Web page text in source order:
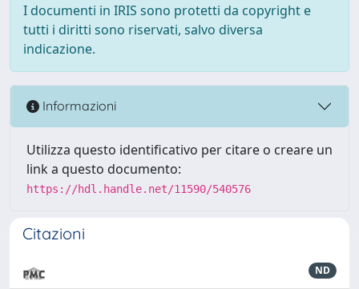
I documenti in IRIS sono protetti da copyright e
tutti i diritti sono riservati, salvo diversa
indicazione.
Informazioni
Utilizza questo identificativo per citare o creare un
link a questo documento:
https://hdl.handle.net/11590/540576
Citazioni
ND